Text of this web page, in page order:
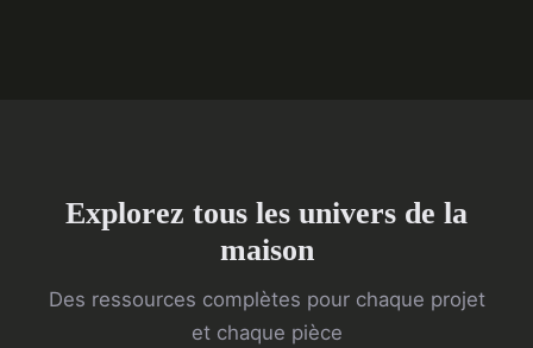
Explorez tous les univers de la
maison
Des ressources complètes pour chaque projet
et chaque pièce